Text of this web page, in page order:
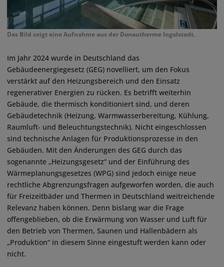
Das Bild zeigt eine Aufnahme aus der Donautherme Ingolstadt.
Im Jahr 2024 wurde in Deutschland das
Gebäudeenergiegesetz (GEG) novelliert, um den Fokus
verstärkt auf den Heizungsbereich und den Einsatz
regenerativer Energien zu rücken. Es betrifft weiterhin
Gebäude, die thermisch konditioniert sind, und deren
Gebäudetechnik (Heizung, Warmwasserbereitung, Kühlung,
Raumluft- und Beleuchtungstechnik). Nicht eingeschlossen
sind technische Anlagen für Produktionsprozesse in den
Gebäuden. Mit den Änderungen des GEG durch das
sogenannte „Heizungsgesetz“ und der Einführung des
Wärmeplanungsgesetzes (WPG) sind jedoch einige neue
rechtliche Abgrenzungsfragen aufgeworfen worden, die auch
für Freizeitbäder und Thermen in Deutschland weitreichende
Relevanz haben können. Denn bislang war die Frage
offengeblieben, ob die Erwärmung von Wasser und Luft für
den Betrieb von Thermen, Saunen und Hallenbädern als
„Produktion“ in diesem Sinne eingestuft werden kann oder
nicht.